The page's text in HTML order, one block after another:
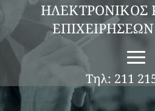
ΗΛΕΚΤΡΟΝΙΚΟΣ
Τηλ: 211